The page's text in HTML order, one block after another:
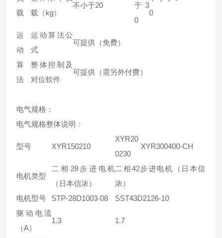
载
载（kg）
不小于20
于3
0
0
运
动
算
法
运动算法公
式
可提供（免费）
整体控制及
对位软件
可提供（需另外付费）
电气规格：
电气规格整体说明：
型号 XYR150210
XYR20
0230
XYR300400-CH
电机类型
二相28步进电机
（日本信浓）
二相42步进电机（日本信
浓）
电机型号
STP-28D1003-08
SST43D2126-10
驱动电流
（A）
1.3 1.7